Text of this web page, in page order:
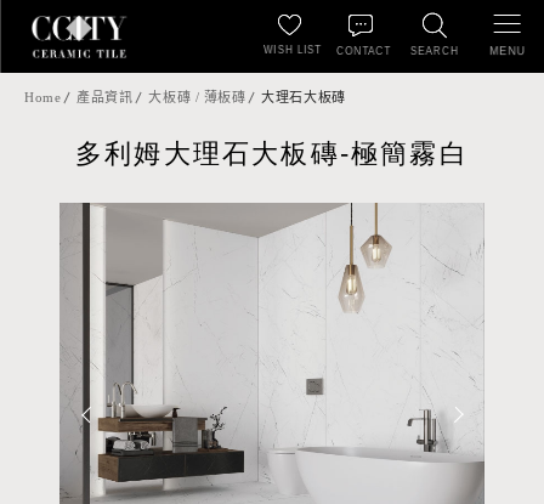
SEARCH
WISH LIST CONTACT MENU
Home 產品資訊 大板磚 / 薄板磚 大理石大板磚
多利姆大理石大板磚-極簡霧白